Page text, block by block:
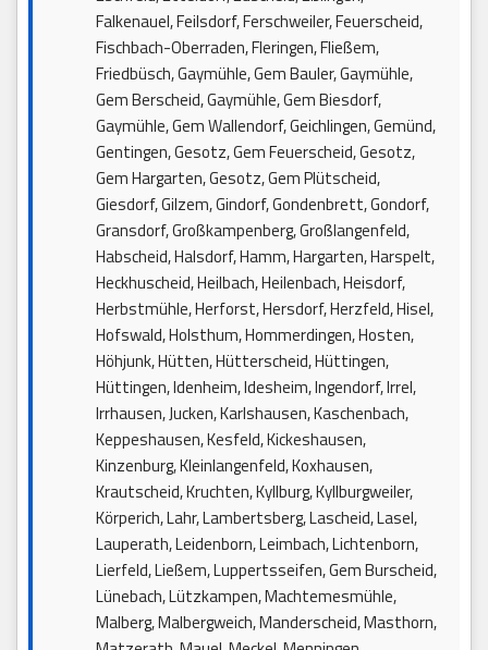
Falkenauel, Feilsdorf, Ferschweiler, Feuerscheid,
Fischbach-Oberraden, Fleringen, Fließem,
Friedbüsch, Gaymühle, Gem Bauler, Gaymühle,
Gem Berscheid, Gaymühle, Gem Biesdorf,
Gaymühle, Gem Wallendorf, Geichlingen, Gemünd,
Gentingen, Gesotz, Gem Feuerscheid, Gesotz,
Gem Hargarten, Gesotz, Gem Plütscheid,
Giesdorf, Gilzem, Gindorf, Gondenbrett, Gondorf,
Gransdorf, Großkampenberg, Großlangenfeld,
Habscheid, Halsdorf, Hamm, Hargarten, Harspelt,
Heckhuscheid, Heilbach, Heilenbach, Heisdorf,
Herbstmühle, Herforst, Hersdorf, Herzfeld, Hisel,
Hofswald, Holsthum, Hommerdingen, Hosten,
Höhjunk, Hütten, Hütterscheid, Hüttingen,
Hüttingen, Idenheim, Idesheim, Ingendorf, Irrel,
Irrhausen, Jucken, Karlshausen, Kaschenbach,
Keppeshausen, Kesfeld, Kickeshausen,
Kinzenburg, Kleinlangenfeld, Koxhausen,
Krautscheid, Kruchten, Kyllburg, Kyllburgweiler,
Körperich, Lahr, Lambertsberg, Lascheid, Lasel,
Lauperath, Leidenborn, Leimbach, Lichtenborn,
Lierfeld, Ließem, Luppertsseifen, Gem Burscheid,
Lünebach, Lützkampen, Machtemesmühle,
Malberg, Malbergweich, Manderscheid, Masthorn,